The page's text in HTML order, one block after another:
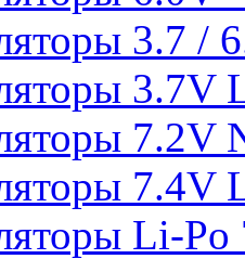
3.7 /
3.7V
7.2V
7.4V
Li-Po